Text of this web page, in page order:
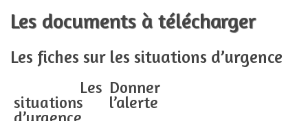
Les documents à télécharger
Les fiches sur les situations d’urgence
Les
situations
d’urgence
Donner
l’alerte